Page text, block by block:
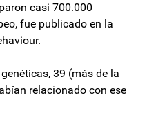
casi 700.000
fue publicado en la
39 (más de la
relacionado con ese